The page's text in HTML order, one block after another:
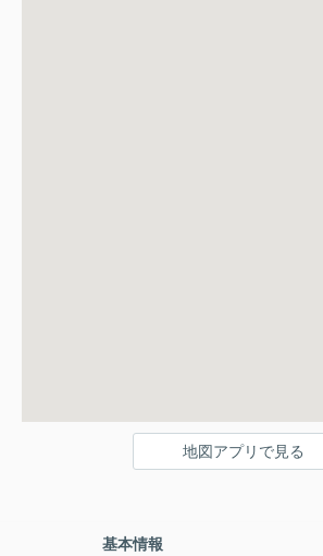
地図アプリで見る
基本情報